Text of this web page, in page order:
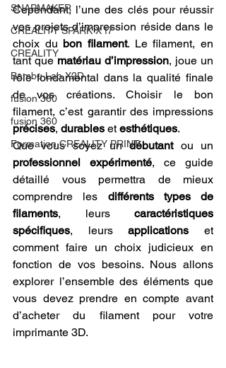
SNAPMAKER
CRÉALITY SPARK X I7
CREALITY
Bambu Lab X2D
fusion 360
fusion 360
Formation CREALITY PRINT
Cependant, l’une des clés pour réussir
vos projets d’impression réside dans le
choix du bon filament. Le filament, en
tant que matériau d’impression, joue un
rôle fondamental dans la qualité finale
de vos créations. Choisir le bon
précises, durables et esthétiques.
Que vous soyez un débutant
professionnel expérimenté, ce guide
détaillé vous permettra de mieux
comprendre les différents types de
filaments, leurs caractéristiques
spécifiques, leurs applications et
comment faire un choix judicieux en
fonction de vos besoins. Nous allons
explorer l’ensemble des éléments que
vous devez prendre en compte avant
d’acheter du filament pour votre
imprimante 3D.